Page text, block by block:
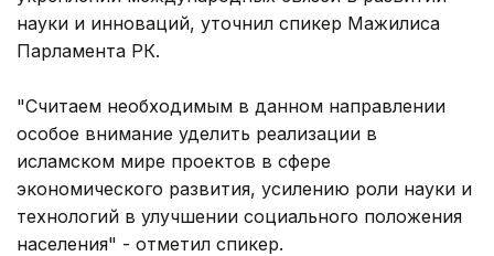
науки и инноваций, уточнил спикер Мажилиса
Парламента РК.
"Считаем необходимым в данном направлении
особое внимание уделить реализации в
исламском мире проектов в сфере
экономического развития, усилению роли науки и
технологий в улучшении социального положения
населения" - отметил спикер.